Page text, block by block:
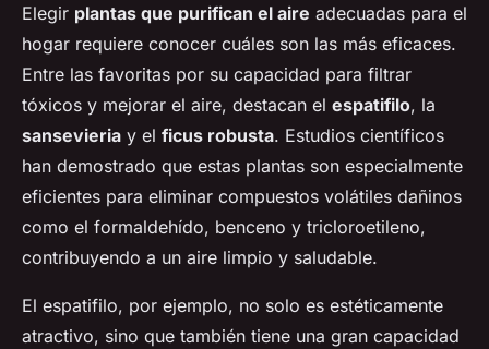
Elegir plantas que purifican el aire adecuadas para el
hogar requiere conocer cuáles son las más eficaces.
Entre las favoritas por su capacidad para filtrar
tóxicos y mejorar el aire, destacan el espatifilo, la
sansevieria y el ficus robusta. Estudios científicos
han demostrado que estas plantas son especialmente
eficientes para eliminar compuestos volátiles dañinos
como el formaldehído, benceno y tricloroetileno,
contribuyendo a un aire limpio y saludable.
El espatifilo, por ejemplo, no solo es estéticamente
atractivo, sino que también tiene una gran capacidad